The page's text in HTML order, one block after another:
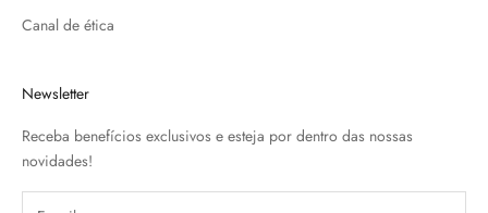
Canal de ética
Newsletter
Receba benefícios exclusivos e esteja por dentro das nossas
novidades!